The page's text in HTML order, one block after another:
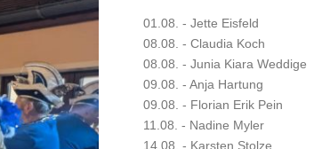
01.08. - Jette Eisfeld
08.08. - Claudia Koch
08.08. - Junia Kiara Weddige
09.08. - Anja Hartung
09.08. - Florian Erik Pein
11.08. - Nadine Myler
14.08. - Karsten Stolze